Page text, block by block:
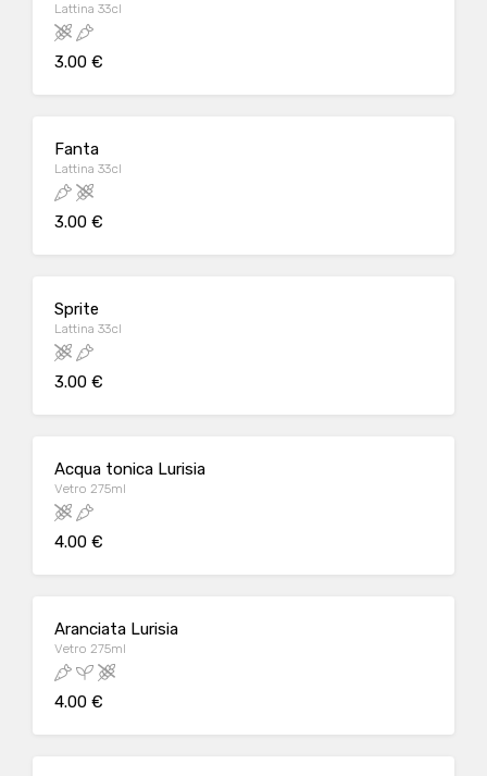
Lattina 33cl
3.00 €
Fanta
Lattina 33cl
3.00 €
Sprite
Lattina 33cl
3.00 €
Acqua tonica Lurisia
Vetro 275ml
4.00 €
Aranciata Lurisia
Vetro 275ml
4.00 €